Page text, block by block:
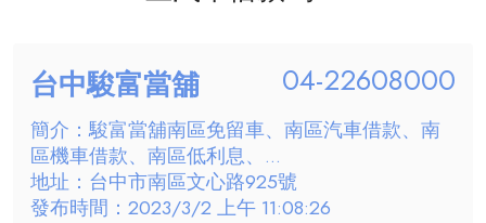
台中駿富當舖 04-22608000
簡介：駿富當舖南區免留車、南區汽車借款、南
區機車借款、南區低利息、...
地址：台中市南區文心路925號
發布時間：2023/3/2 上午 11:08:26